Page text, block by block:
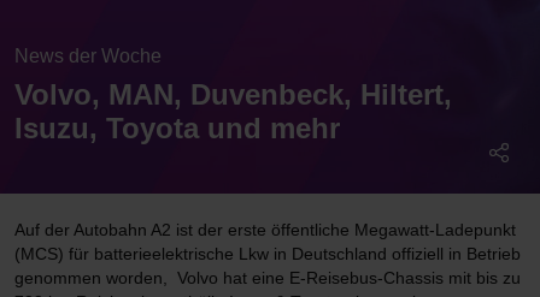
News der Woche
Volvo, MAN, Duvenbeck, Hiltert,
Isuzu, Toyota und mehr
Auf der Autobahn A2 ist der erste öffentliche Megawatt-Ladepunkt
(MCS) für batterieelektrische Lkw in Deutschland offiziell in Betrieb
genommen worden, Volvo hat eine E-Reisebus-Chassis mit bis zu